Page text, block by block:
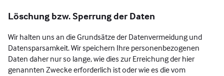
Löschung bzw. Sperrung der Daten
Wir halten uns an die Grundsätze der Datenvermeidung und
Datensparsamkeit. Wir speichern Ihre personenbezogenen
Daten daher nur so lange, wie dies zur Erreichung der hier
genannten Zwecke erforderlich ist oder wie es die vom